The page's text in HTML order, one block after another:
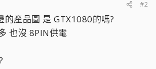
#2
的產品圖 是 GTX1080的嗎?
也沒 8PIN供電